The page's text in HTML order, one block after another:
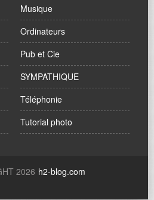
Musique
Ordinateurs
Pub et Cie
SYMPATHIQUE
Téléphonie
Tutorial photo
2026 h2-blog.com